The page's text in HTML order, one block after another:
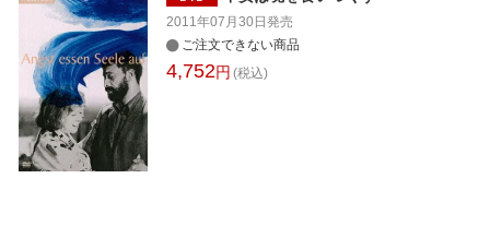
2011年07月30日 発売
ご注文できない商品
4,752円 (税込)